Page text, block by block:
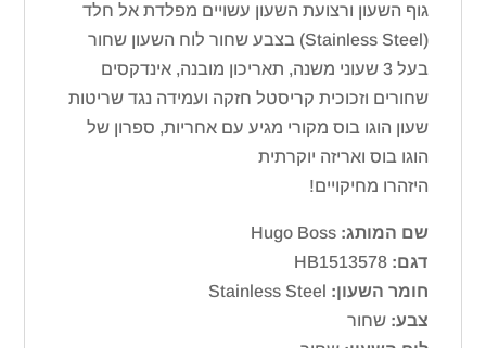
גוף השעון ורצועת השעון עשויים מפלדת אל חלד
(Stainless Steel) בצבע שחור לוח השעון שחור
בעל 3 שעוני משנה, תאריכון מובנה, אינדקסים
שחורים וזכוכית קריסטל חזקה ועמידה נגד שריטות
שעון הוגו בוס מקורי מגיע עם אחריות, ספרון של
הוגו בוס ואריזה יוקרתית
היזהרו מחיקויים!
שם המותג: Hugo Boss
דגם: HB1513578
חומר השעון:
צבע: שחור